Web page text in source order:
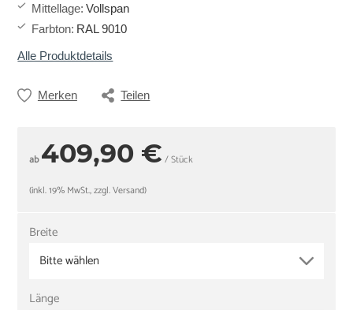
Mittellage: Vollspan
Farbton: RAL 9010
Alle Produktdetails
Merken Teilen
ab409,90 € / Stück
(inkl. 19% MwSt., zzgl. Versand)
Breite
Bitte wählen
Länge